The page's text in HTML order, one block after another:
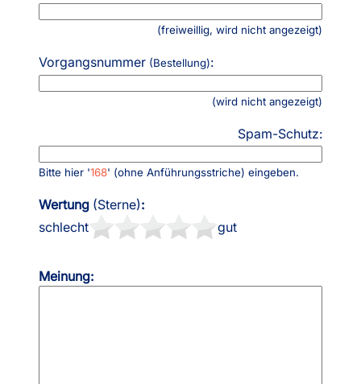
(freiweillig, wird nicht angezeigt)
Vorgangsnummer (Bestellung):
(wird nicht angezeigt)
Spam-Schutz:
Bitte hier '168' (ohne Anführungsstriche) eingeben.
Wertung (Sterne):
schlecht
gut
Meinung: